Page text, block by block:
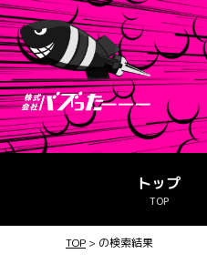
トップ
TOP
TOP > の検索結果